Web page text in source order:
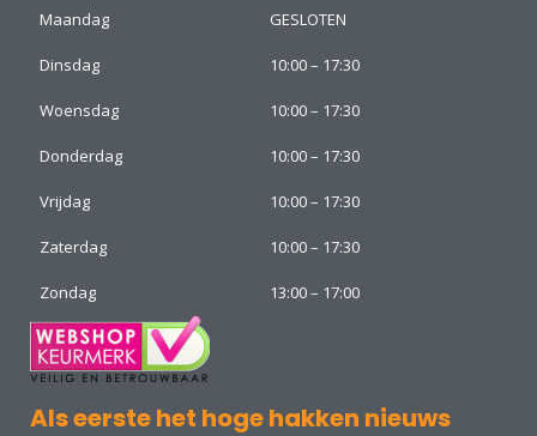
Maandag
GESLOTEN
Dinsdag 10:00 – 17:30
Woensdag 10:00 – 17:30
Donderdag 10:00 – 17:30
Vrijdag 10:00 – 17:30
Zaterdag 10:00 – 17:30
Zondag 13:00 – 17:00
Als eerste het hoge hakken nieuws